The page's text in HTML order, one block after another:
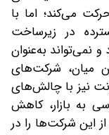
می‌کند؛ اما با
در زیرساخت
و نمی‌تواند به‌عنوان
میان، شرکت‌های
نیز با چالش‌های
به بازار، کاهش
این شرکت‌ها را در